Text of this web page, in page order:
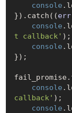
console
}).catch( (err
console
t callback' );
console
});
console
callback' );
console